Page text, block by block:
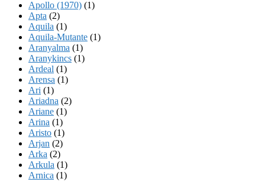
Apollo (1970) (1)
Apta (2)
Aquila (1)
Aquila-Mutante (1)
Aranyalma (1)
Aranykincs (1)
Ardeal (1)
Arensa (1)
Ari (1)
Ariadna (2)
Ariane (1)
Arina (1)
Aristo (1)
Arjan (2)
Arka (2)
Arkula (1)
Arnica (1)